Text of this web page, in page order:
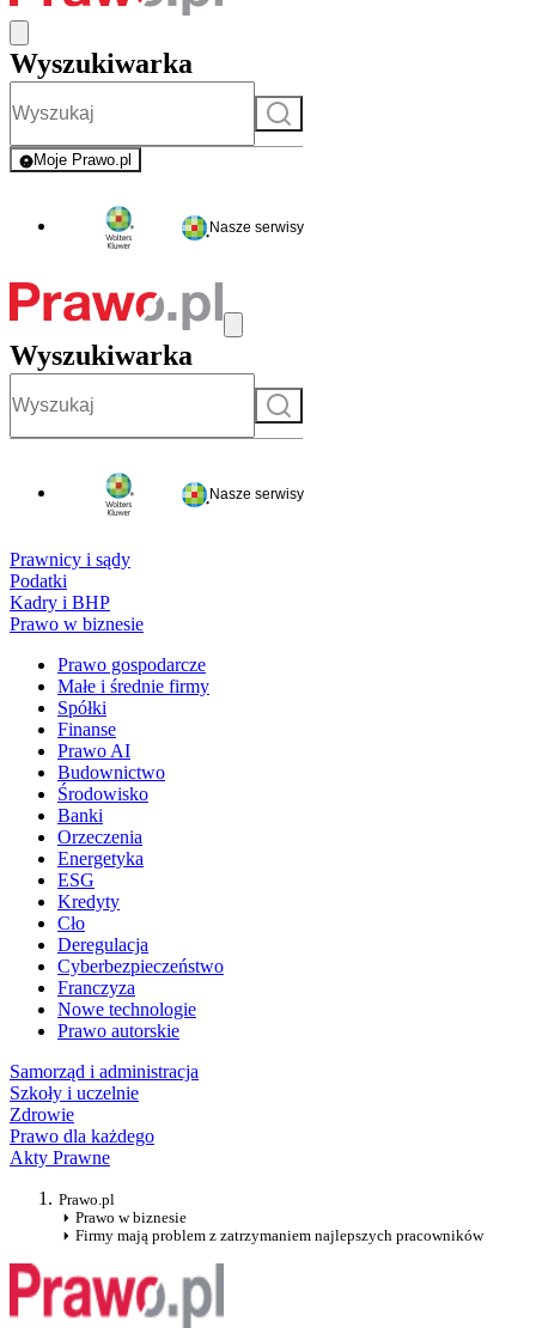
Wyszukiwarka
Szukaj
Moje Prawo.pl
- rejestracja i logowanie do serwisu
Nasze serwisy
Wyszukiwarka
Szukaj
Nasze serwisy
Prawnicy i sądy
Podatki
Kadry i BHP
Prawo w biznesie
Prawo gospodarcze
Małe i średnie firmy
Spółki
Finanse
Prawo AI
Budownictwo
Środowisko
Banki
Orzeczenia
Energetyka
ESG
Kredyty
Cło
Deregulacja
Cyberbezpieczeństwo
Franczyza
Nowe technologie
Prawo autorskie
Samorząd i administracja
Szkoły i uczelnie
Zdrowie
Prawo dla każdego
Akty Prawne
Prawo.pl
Prawo w biznesie
Firmy mają problem z zatrzymaniem najlepszych pracowników